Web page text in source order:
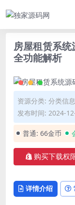
房屋租赁系
全功能解析
资源分类: 分类信息
发布时间: 2024-
普通: 66金币
购买下载权
详情介绍